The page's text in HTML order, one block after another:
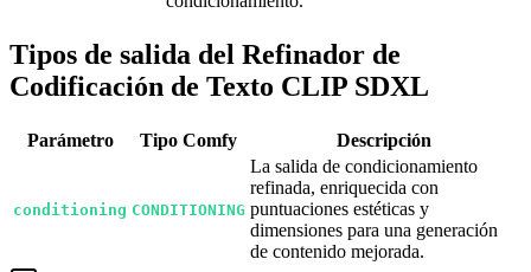
Tipos de salida del Refinador de
Codificación de Texto CLIP SDXL
Parámetro Tipo Comfy Descripción
conditioning CONDITIONING
La salida de condicionamiento
refinada, enriquecida con
puntuaciones estéticas y
dimensiones para una generación
de contenido mejorada.